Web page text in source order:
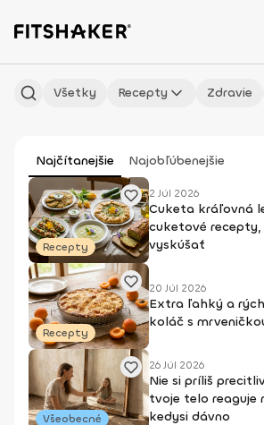
Všetky Recepty Zdravie
Najčítanejšie Najobľúbenejšie
Recepty
2 Júl 2026
Cuketa kráľovná
cuketové
vyskúšať
Recepty
20 Júl 2026
Extra ľahký a
koláč s
Všeobecné
26 Júl 2026
Nie si príliš
tvoje telo reaguje
kedysi dávno